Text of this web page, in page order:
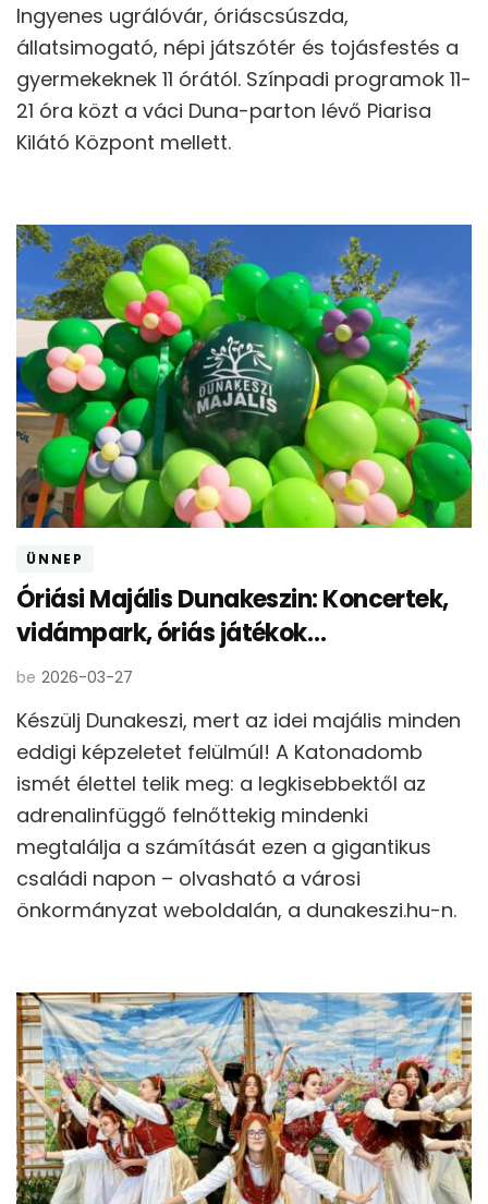
Ingyenes ugrálóvár, óriáscsúszda,
állatsimogató, népi játszótér és tojásfestés a
gyermekeknek 11 órától. Színpadi programok 11-
21 óra közt a váci Duna-parton lévő Piarisa
Kilátó Központ mellett.
ÜNNEP
Óriási Majális Dunakeszin: Koncertek,
vidámpark, óriás játékok…
be 2026-03-27
Készülj Dunakeszi, mert az idei majális minden
eddigi képzeletet felülmúl! A Katonadomb
ismét élettel telik meg: a legkisebbektől az
adrenalinfüggő felnőttekig mindenki
megtalálja a számítását ezen a gigantikus
családi napon – olvasható a városi
önkormányzat weboldalán, a dunakeszi.hu-n.